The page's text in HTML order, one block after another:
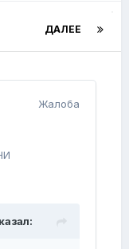
ДАЛЕЕ
Жалоба